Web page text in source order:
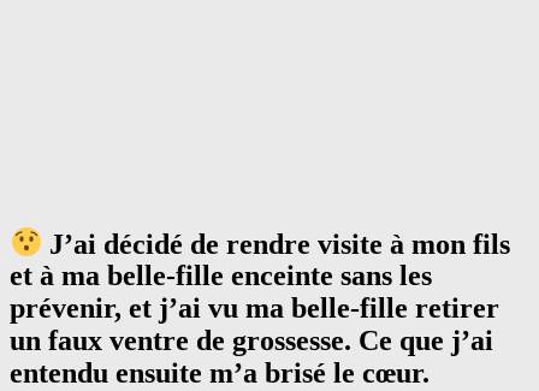
J’ai décidé de rendre visite à mon fils
et à ma belle-fille enceinte sans les
prévenir, et j’ai vu ma belle-fille retirer
un faux ventre de grossesse. Ce que j’ai
entendu ensuite m’a brisé le cœur.